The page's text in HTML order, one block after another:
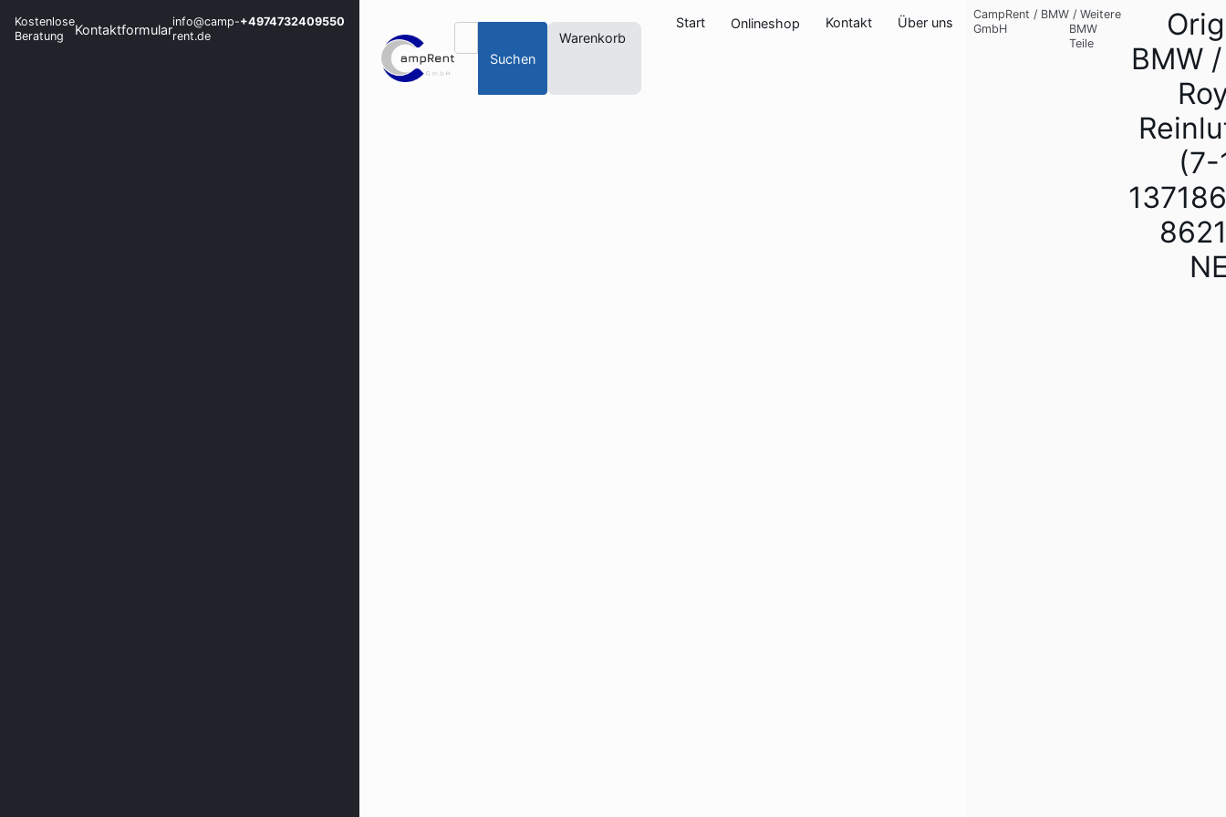
Kostenlose
Beratung
Kontaktformularinfo@camp-
rent.de
+4974732409550
Suchen
Warenkorb
Start Onlineshop Kontakt Über uns
CampRent
GmbH
/ BMW / Weitere
BMW
Teile
BMW
(7-